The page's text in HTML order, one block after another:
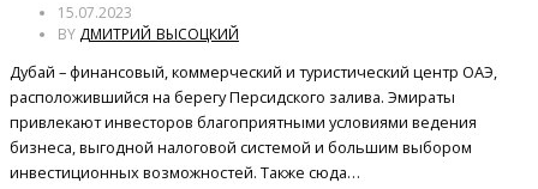
15.07.2023
BY ДМИТРИЙ ВЫСОЦКИЙ
Дубай – финансовый, коммерческий и туристический центр ОАЭ,
расположившийся на берегу Персидского залива. Эмираты
привлекают инвесторов благоприятными условиями ведения
бизнеса, выгодной налоговой системой и большим выбором
инвестиционных возможностей. Также сюда…